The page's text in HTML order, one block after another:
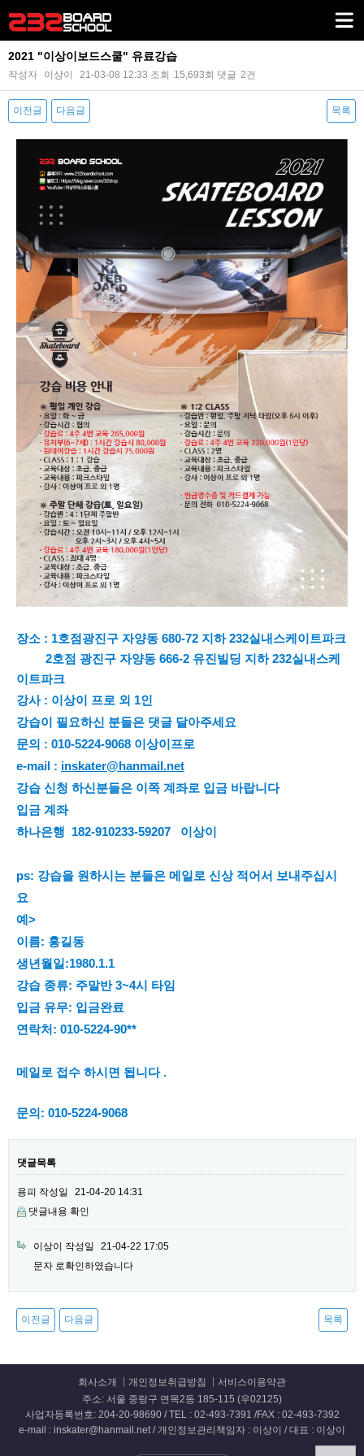
2021 "이상이보드스쿨" 유료강습
작성자 이상이 21-03-08 12:33 조회 15,693회 댓글 2건
이전글 다음글 목록
장소 : 1호점광진구 자양동 680-72 지하 232실내스케이트파크
         2호점 광진구 자양동 666-2 유진빌딩 지하
232실내스케
이트파크
강사 : 이상이 프로 외 1인
강습이 필요하신 분들은 댓글 달아주세요
문의 : 010-5224-9068 이상이프로
e-mail : inskater@hanmail.net
강습 신청 하신분들은 이쪽 계좌로 입금 바랍니다
입금 계좌
하나은행  182-910233-59207   이상이
ps: 강습을 원하시는 분들은 메일로 신상 적어서 보내주십시
요
예>
이름: 홍길동
생년월일:1980.1.1
강습 종류: 주말반 3~4시 타임
입금 유무: 입금완료
연락처: 010-5224-90**
메일로 접수 하시면 됩니다 .
문의: 010-5224-9068
댓글목록
용피 작성일
21-04-20 14:31
댓글내용 확인
이상이 작성일
21-04-22 17:05
문자 로확인하였습니다
이전글 다음글 목록
회사소개 개인정보취급방침
서비스이용약관
주소: 서울 중랑구 면목2동 185-115 (우02125)
사업자등록번호: 204-20-98690 / TEL : 02-493-7391 /FAX : 02-493-7392
e-mail : inskater@hanmail.net / 개인정보관리책임자 : 이상이 / 대표 : 이상이